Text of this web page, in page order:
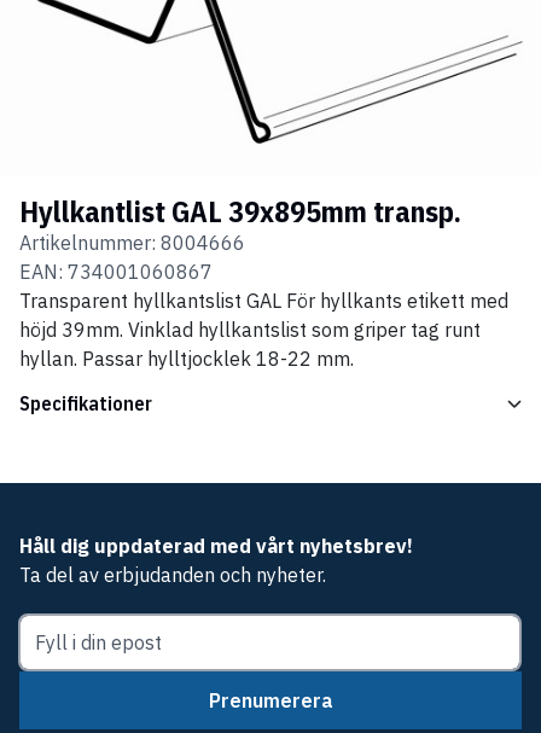
Hyllkantlist GAL 39x895mm transp.
Artikelnummer: 8004666
EAN: 734001060867
Transparent hyllkantslist GAL För hyllkants etikett med
höjd 39mm. Vinklad hyllkantslist som griper tag runt
hyllan. Passar hylltjocklek 18-22 mm.
Specifikationer
Håll dig uppdaterad med vårt nyhetsbrev!
Ta del av erbjudanden och nyheter.
Prenumerera